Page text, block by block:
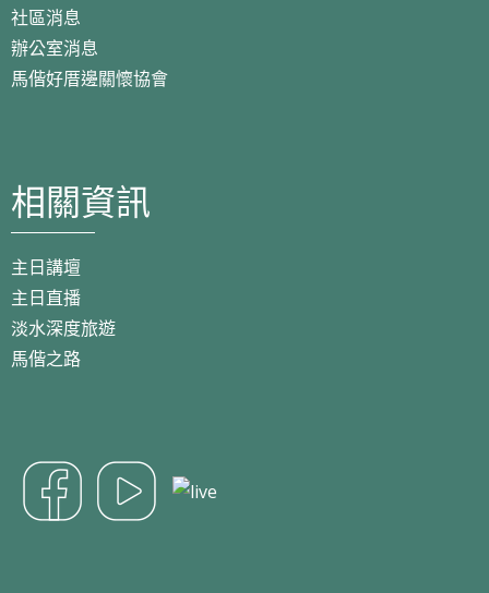
社區消息
辦公室消息
馬偕好厝邊關懷協會
相關資訊
主日講壇
主日直播
淡水深度旅遊
馬偕之路